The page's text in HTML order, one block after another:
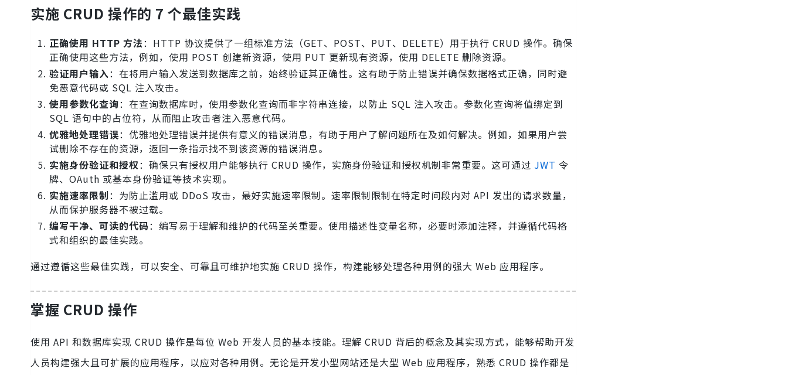
实施 CRUD 操作的 7 个最佳实践
正确使用 HTTP 方法：HTTP 协议提供了一组标准方法（GET、POST、PUT、DELETE）用于执行 CRUD 操作。确保
正确使用这些方法，例如，使用 POST 创建新资源，使用 PUT 更新现有资源，使用 DELETE 删除资源。
验证用户输入：在将用户输入发送到数据库之前，始终验证其正确性。这有助于防止错误并确保数据格式正确，同时避
免恶意代码或 SQL 注入攻击。
使用参数化查询：在查询数据库时，使用参数化查询而非字符串连接，以防止 SQL 注入攻击。参数化查询将值绑定到
SQL 语句中的占位符，从而阻止攻击者注入恶意代码。
优雅地处理错误：优雅地处理错误并提供有意义的错误消息，有助于用户了解问题所在及如何解决。例如，如果用户尝
试删除不存在的资源，返回一条指示找不到该资源的错误消息。
实施身份验证和授权：确保只有授权用户能够执行 CRUD 操作，实施身份验证和授权机制非常重要。这可通过 JWT 令
牌、OAuth 或基本身份验证等技术实现。
实施速率限制：为防止滥用或 DDoS 攻击，最好实施速率限制。速率限制限制在特定时间段内对 API 发出的请求数量，
从而保护服务器不被过载。
编写干净、可读的代码：编写易于理解和维护的代码至关重要。使用描述性变量名称，必要时添加注释，并遵循代码格
式和组织的最佳实践。
通过遵循这些最佳实践，可以安全、可靠且可维护地实施 CRUD 操作，构建能够处理各种用例的强大 Web 应用程序。
掌握 CRUD 操作
使用 API 和数据库实现 CRUD 操作是每位 Web 开发人员的基本技能。理解 CRUD 背后的概念及其实现方式，能够帮助开发
人员构建强大且可扩展的应用程序，以应对各种用例。无论是开发小型网站还是大型 Web 应用程序，熟悉 CRUD 操作都是